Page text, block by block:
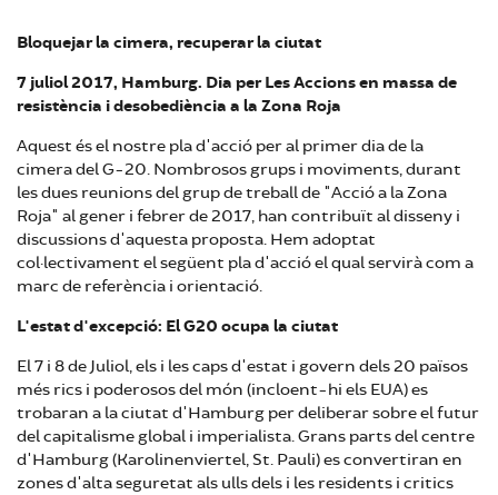
Bloquejar la cimera, recuperar la ciutat
7 juliol 2017, Hamburg. Dia per Les Accions en massa de
resistència i desobediència a la Zona Roja
Aquest és el nostre pla d'acció per al primer dia de la
cimera del G-20. Nombrosos grups i moviments, durant
les dues reunions del grup de treball de "Acció a la Zona
Roja" al gener i febrer de 2017, han contribuït al disseny i
discussions d'aquesta proposta. Hem adoptat
col·lectivament el següent pla d'acció el qual servirà com a
marc de referència i orientació.
L'estat d'excepció: El G20 ocupa la ciutat
El 7 i 8 de Juliol, els i les caps d'estat i govern dels 20 països
més rics i poderosos del món (incloent-hi els EUA) es
trobaran a la ciutat d'Hamburg per deliberar sobre el futur
del capitalisme global i imperialista. Grans parts del centre
d'Hamburg (Karolinenviertel, St. Pauli) es convertiran en
zones d'alta seguretat als ulls dels i les residents i critics